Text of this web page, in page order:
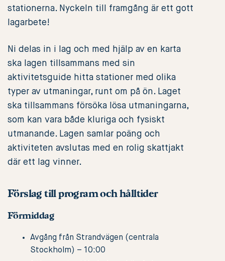
stationerna. Nyckeln till framgång är ett gott
lagarbete!
Ni delas in i lag och med hjälp av en karta
ska lagen tillsammans med sin
aktivitetsguide hitta stationer med olika
typer av utmaningar, runt om på ön. Laget
ska tillsammans försöka lösa utmaningarna,
som kan vara både kluriga och fysiskt
utmanande. Lagen samlar poäng och
aktiviteten avslutas med en rolig skattjakt
där ett lag vinner.
Förslag till program och hålltider
Förmiddag
Avgång från Strandvägen (centrala
Stockholm) – 10:00